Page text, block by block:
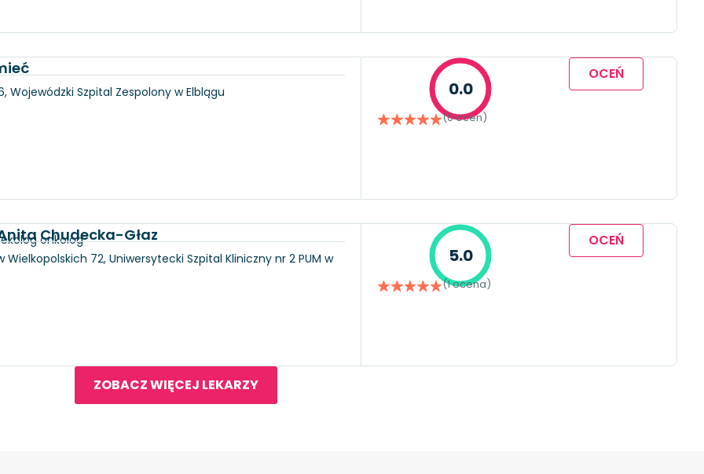
Wojewódzki Szpital Zespolony w Elblągu
0.0
(0 ocen)
OCEŃ
Chudecka-Głaz
onkolog
Wielkopolskich 72, Uniwersytecki Szpital Kliniczny nr 2 PUM w
5.0
(1 ocena)
OCEŃ
ZOBACZ WIĘCEJ LEKARZY